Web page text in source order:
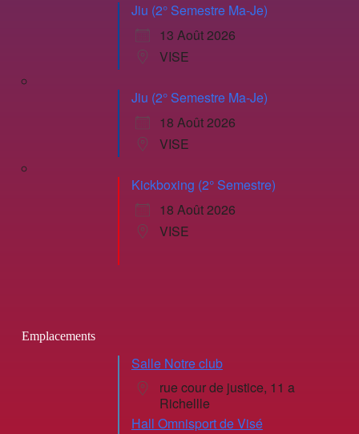
Jiu (2° Semestre Ma-Je)
13 Août 2026
VISE
Jiu (2° Semestre Ma-Je)
18 Août 2026
VISE
Kickboxing (2° Semestre)
18 Août 2026
VISE
Emplacements
Salle Notre club
rue cour de justice, 11 a
Richellle
Hall Omnisport de Visé